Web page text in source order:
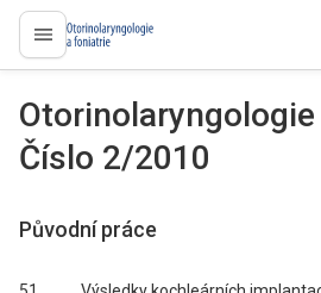
proLékaře.cz
Číslo 2/2010
Původní práce